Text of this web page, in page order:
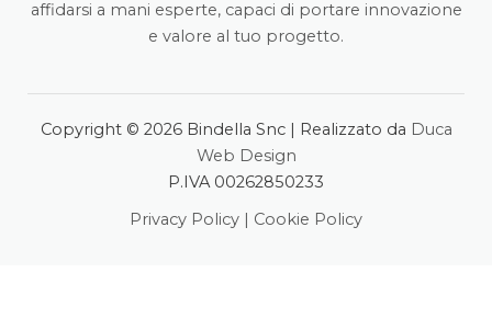
affidarsi a mani esperte, capaci di portare innovazione
e valore al tuo progetto.
Copyright © 2026 Bindella Snc | Realizzato da Duca
Web Design
P.IVA 00262850233
Privacy Policy | Cookie Policy